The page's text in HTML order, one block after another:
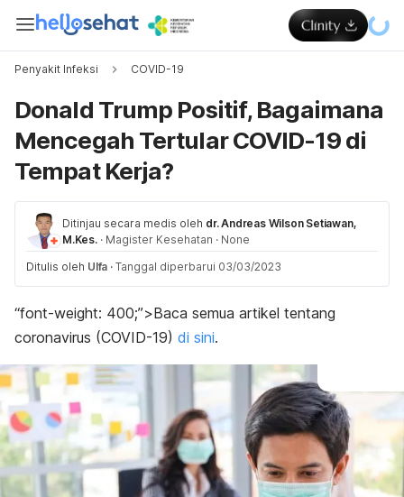
Penyakit Infeksi COVID-19
Donald Trump Positif, Bagaimana
Mencegah Tertular COVID-19 di
Tempat Kerja?
Ditinjau secara medis oleh dr. Andreas Wilson Setiawan,
M.Kes. · Magister Kesehatan · None
Ditulis oleh Ulfa · Tanggal diperbarui 03/03/2023
“font-weight: 400;”>Baca semua artikel tentang
coronavirus (COVID-19) di sini.